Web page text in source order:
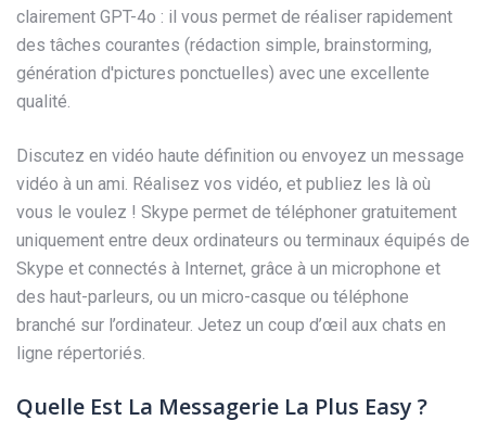
clairement GPT-4o : il vous permet de réaliser rapidement
des tâches courantes (rédaction simple, brainstorming,
génération d'pictures ponctuelles) avec une excellente
qualité.
Discutez en vidéo haute définition ou envoyez un message
vidéo à un ami. Réalisez vos vidéo, et publiez les là où
vous le voulez ! Skype permet de téléphoner gratuitement
uniquement entre deux ordinateurs ou terminaux équipés de
Skype et connectés à Internet, grâce à un microphone et
des haut-parleurs, ou un micro-casque ou téléphone
branché sur l’ordinateur. Jetez un coup d’œil aux chats en
ligne répertoriés.
Quelle Est La Messagerie La Plus Easy ?